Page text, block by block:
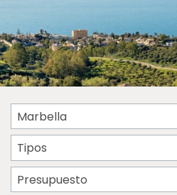
Marbella
Tipos
Presupuesto